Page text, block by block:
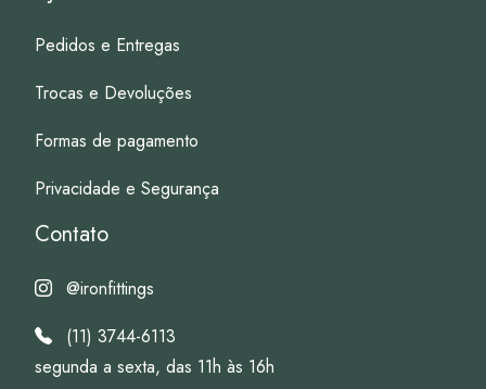
Pedidos e Entregas
Trocas e Devoluções
Formas de pagamento
Privacidade e Segurança
Contato
@ironfittings
(11) 3744-6113
segunda a sexta, das 11h às 16h